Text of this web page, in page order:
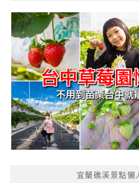
宜蘭礁溪景點懶